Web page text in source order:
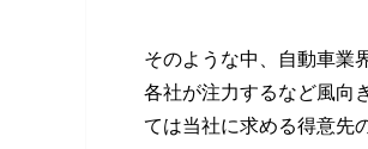
そのような中、自動車業
各社が注力するなど風向
ては当社に求める得意先